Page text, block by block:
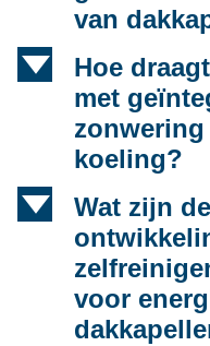
van
d
Hoe
met
koeling?
d
Wat zijn
voor